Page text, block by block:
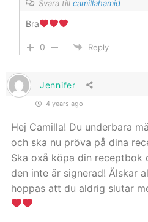
Svara till camillahamid
Bra
0 Reply
Jennifer
4 years ago
Hej Camilla! Du underbara
och ska nu pröva på dina
Ska oxå köpa din receptbok
den inte är signerad! Älskar
hoppas att du aldrig slutar